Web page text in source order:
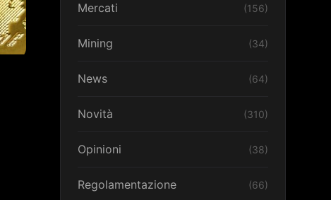
Mercati (156)
Mining (34)
News (64)
Novità (310)
Opinioni (38)
Regolamentazione (66)